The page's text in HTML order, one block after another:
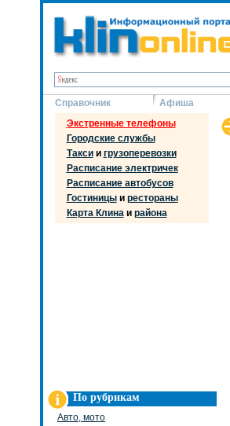
Справочник Афиша
Экстренные телефоны
Городские службы
Таксии грузоперевозки
Расписание электричек
Расписание автобусов
Гостиницыи рестораны
Карта Клинаи района
По рубрикам
Авто, мото